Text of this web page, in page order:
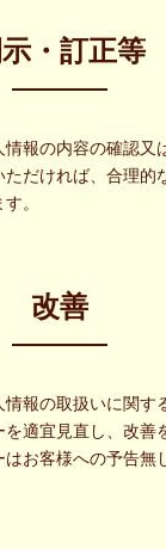
示・訂正等
報の内容の確認又
だければ、合理的
。
改善
報の取扱いに関す
適宜見直し、改善
お客様への予告無